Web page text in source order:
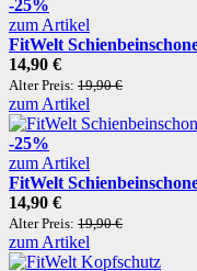
-25%
zum Artikel
FitWelt
14,90 €
Alter Preis: 19,90 €
zum Artikel
-25%
zum Artikel
FitWelt
14,90 €
Alter Preis: 19,90 €
zum Artikel